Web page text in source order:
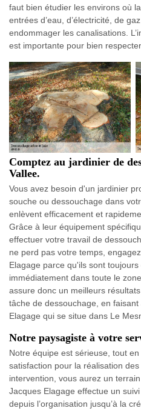
faut bien étudier les environs où
entrées d’eau, d’électricité, de
endommager les canalisations.
est importante pour bien
Comptez au jardinier de
Vallee.
Vous avez besoin d'un jardinier
souche ou dessouchage dans
enlèvent efficacement et
Grâce à leur équipement
effectuer votre travail de
ne perd pas votre temps,
Elagage parce qu'ils sont
immédiatement dans toute le
assure donc un meilleurs
tâche de dessouchage, en
Elagage qui se situe dans Le
Notre paysagiste à votre
Notre équipe est sérieuse, tout
satisfaction pour la réalisation
intervention, vous aurez un
Jacques Elagage effectue un
depuis l’organisation jusqu’à la